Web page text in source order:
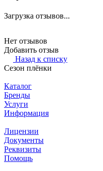
Загрузка отзывов...
Нет отзывов
Добавить отзыв
Назад к списку
Сезон плёнки
Каталог
Бренды
Услуги
Информация
Лицензии
Документы
Реквизиты
Помощь